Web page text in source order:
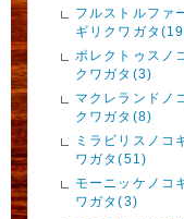
フルストルファ
ギリクワガタ
ポレクトゥスノ
クワガタ(3)
マクレランドノ
クワガタ(8)
ミラビリスノコ
ワガタ(51)
モーニッケノコ
ワガタ(3)